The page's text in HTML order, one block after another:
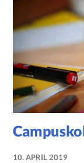
10. APRIL 2019